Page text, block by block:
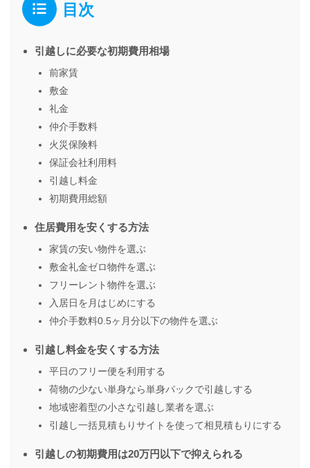
目次
引越しに必要な初期費用相場
前家賃
敷金
礼金
仲介手数料
火災保険料
保証会社利用料
引越し料金
初期費用総額
住居費用を安くする方法
家賃の安い物件を選ぶ
敷金礼金ゼロ物件を選ぶ
フリーレント物件を選ぶ
入居日を月はじめにする
仲介手数料0.5ヶ月分以下の物件を選ぶ
引越し料金を安くする方法
平日のフリー便を利用する
荷物の少ない単身なら単身パックで引越しする
地域密着型の小さな引越し業者を選ぶ
引越し一括見積もりサイトを使って相見積もりにする
引越しの初期費用は20万円以下で抑えられる